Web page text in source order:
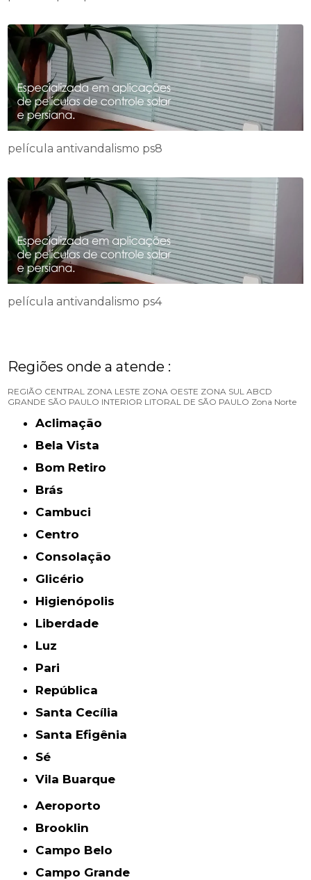
película antivandalismo ps8
película antivandalismo ps4
Regiões onde a atende :
REGIÃO CENTRAL ZONA LESTE ZONA OESTE ZONA SUL ABCD
GRANDE SÃO PAULO INTERIOR LITORAL DE SÃO PAULO Zona Norte
Aclimação
Bela Vista
Bom Retiro
Brás
Cambuci
Centro
Consolação
Glicério
Higienópolis
Liberdade
Luz
Pari
República
Santa Cecília
Santa Efigênia
Sé
Vila Buarque
Aeroporto
Brooklin
Campo Belo
Campo Grande